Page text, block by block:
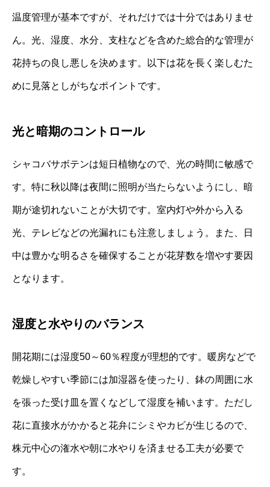
温度管理が基本ですが、それだけでは十分ではありませ
ん。光、湿度、水分、支柱などを含めた総合的な管理が
花持ちの良し悪しを決めます。以下は花を長く楽しむた
めに見落としがちなポイントです。
光と暗期のコントロール
シャコバサボテンは短日植物なので、光の時間に敏感で
す。特に秋以降は夜間に照明が当たらないようにし、暗
期が途切れないことが大切です。室内灯や外から入る
光、テレビなどの光漏れにも注意しましょう。また、日
中は豊かな明るさを確保することが花芽数を増やす要因
となります。
湿度と水やりのバランス
開花期には湿度50～60％程度が理想的です。暖房などで
乾燥しやすい季節には加湿器を使ったり、鉢の周囲に水
を張った受け皿を置くなどして湿度を補います。ただし
花に直接水がかかると花弁にシミやカビが生じるので、
株元中心の潅水や朝に水やりを済ませる工夫が必要で
す。